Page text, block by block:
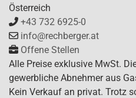
Österreich
+43 732 6925-0
info@rechberger.at
Offene Stellen
Alle Preise exklusive MwSt.
gewerbliche Abnehmer aus
Kein Verkauf an privat. Trotz